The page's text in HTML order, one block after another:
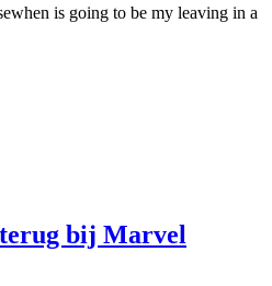
is going to be my leaving in a
bij Marvel